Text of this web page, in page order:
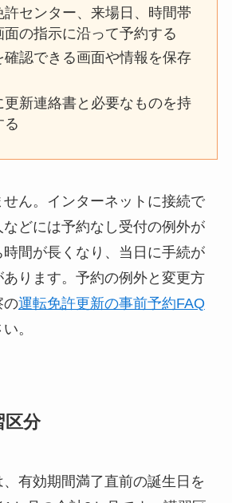
許センター、来場日、時間帯
面の指示に沿って予約する
確認できる画面や情報を保存
更新連絡書と必要なものを持
る
ん。インターネットに接続で
などには予約なし受付の例外が
間が長くなり、当日に手続が
ります。予約の例外と変更方
の運転免許更新の事前予約FAQ
。
区分
有効期間満了直前の誕生日を